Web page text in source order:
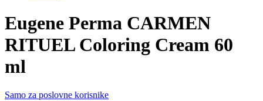
Eugene Perma CARMEN
RITUEL Coloring Cream 60
ml
Samo za poslovne korisnike